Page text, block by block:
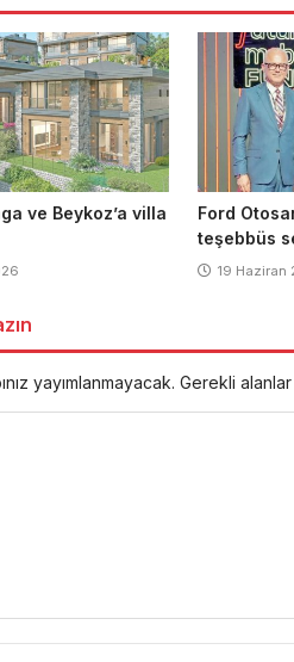
ve Beykoz’a villa
Ford
teşebbüs
19 Haziran
yayımlanmayacak. Gerekli alanlar